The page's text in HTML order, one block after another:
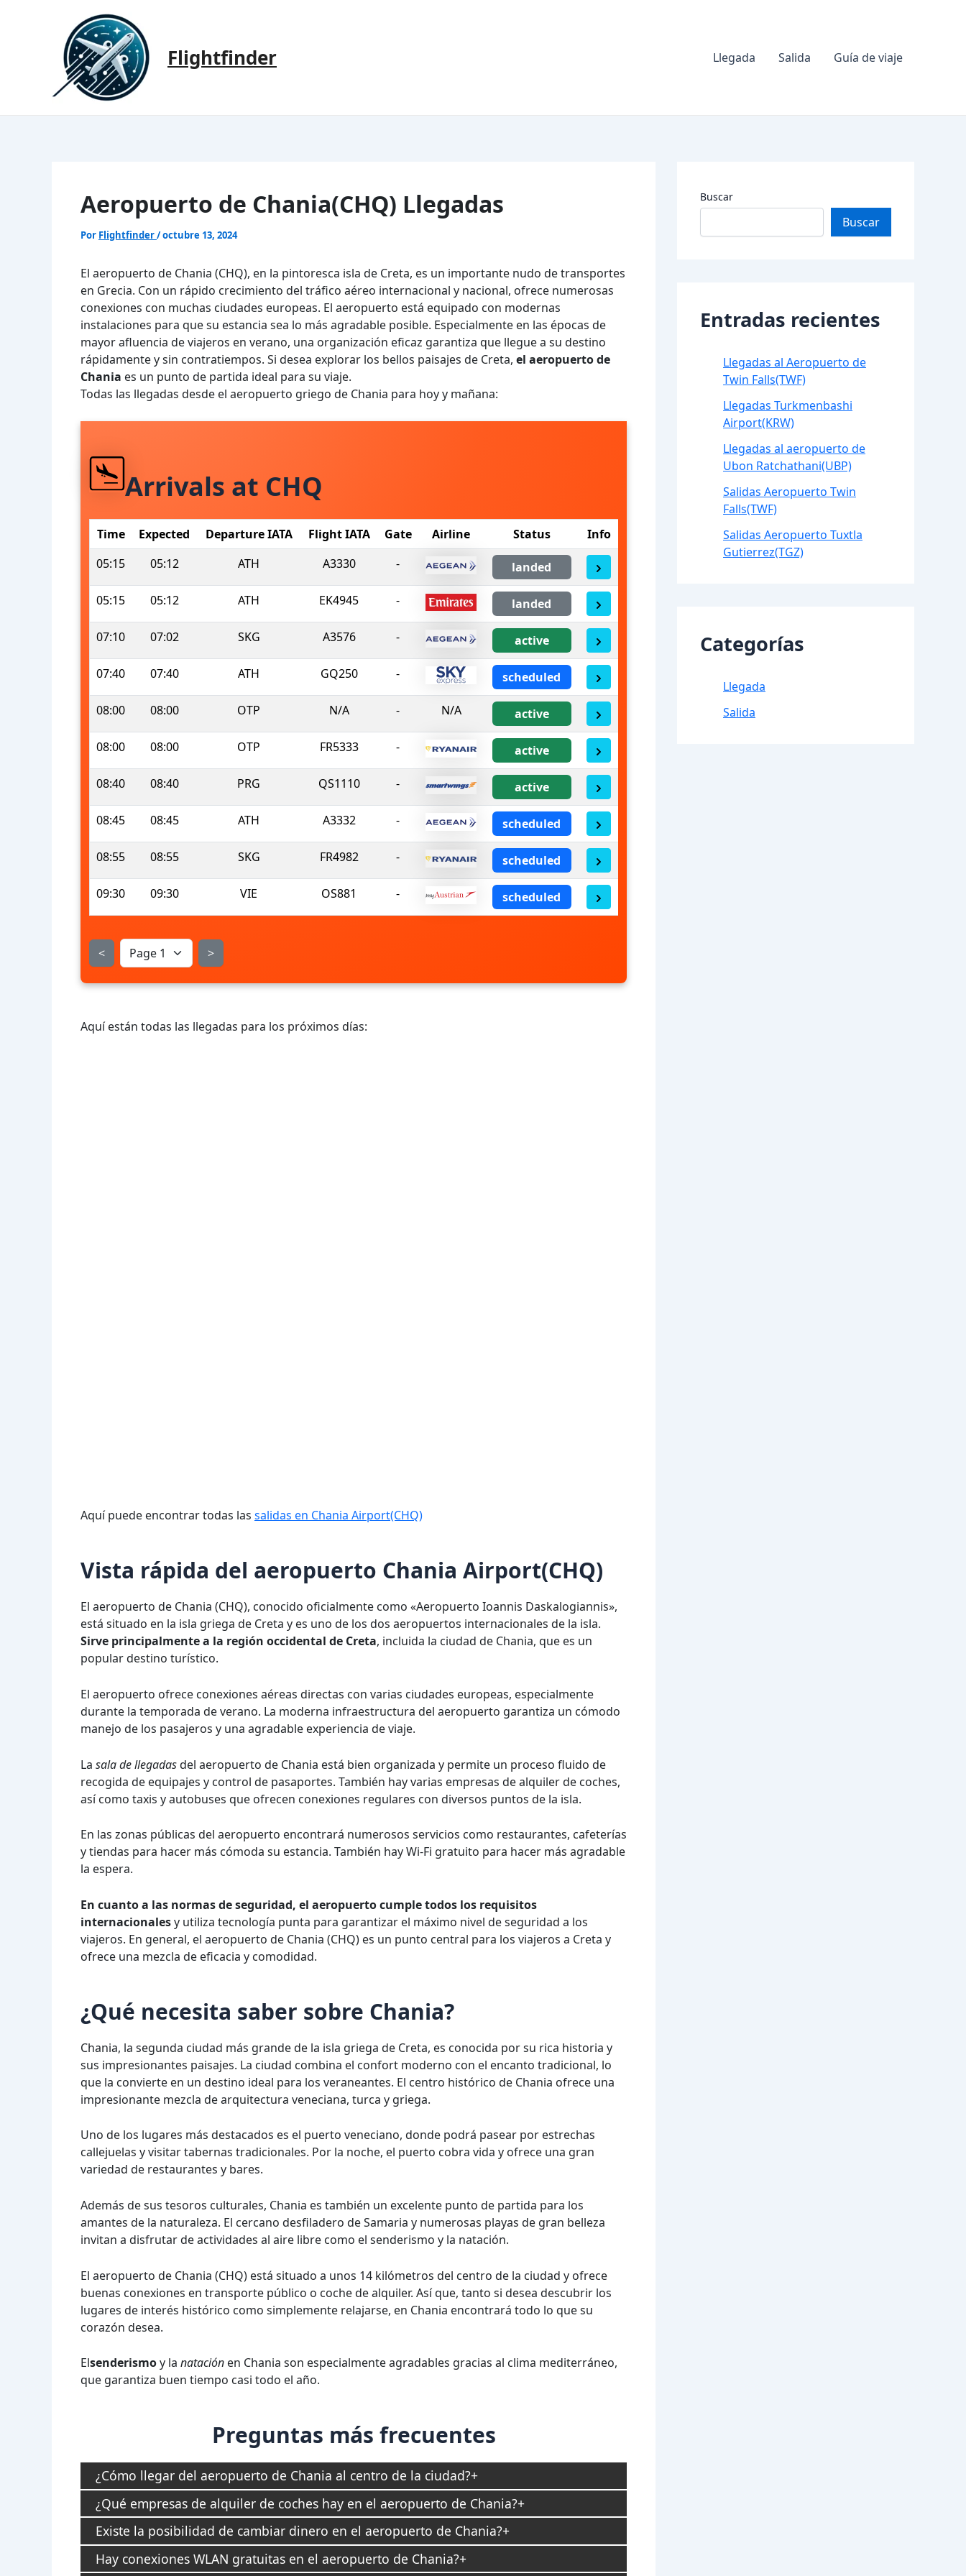
Flightfinder Llegada Salida Guía de viaje
Aeropuerto de Chania(CHQ) Llegadas
Por Flightfinder/octubre 13, 2024
El aeropuerto de Chania (CHQ), en la pintoresca isla de Creta, es un importante nudo de transportes
en Grecia. Con un rápido crecimiento del tráfico aéreo internacional y nacional, ofrece numerosas
conexiones con muchas ciudades europeas. El aeropuerto está equipado con modernas
instalaciones para que su estancia sea lo más agradable posible. Especialmente en las épocas de
mayor afluencia de viajeros en verano, una organización eficaz garantiza que llegue a su destino
rápidamente y sin contratiempos. Si desea explorar los bellos paisajes de Creta, el aeropuerto de
Chania es un punto de partida ideal para su viaje.
Todas las llegadas desde el aeropuerto griego de Chania para hoy y mañana:
Arrivals at CHQ
Time Expected Departure IATA Flight IATA Gate Airline Status
Info
05:15
05:12 ATH A3330 - landed
05:15 05:12 ATH EK4945 - landed
07:10 07:02 SKG A3576 - active
07:40 07:40 ATH GQ250 - scheduled
08:00 08:00 OTP N/A - N/A active
08:00 08:00 OTP FR5333 - active
08:40 08:40 PRG QS1110 - active
08:45 08:45 ATH A3332 - scheduled
08:55 08:55 SKG FR4982 - scheduled
09:30 09:30 VIE OS881 - scheduled
< >
Aquí están todas las llegadas para los próximos días:
Aquí puede encontrar todas las salidas en Chania Airport(CHQ)
Vista rápida del aeropuerto Chania Airport(CHQ)
El aeropuerto de Chania (CHQ), conocido oficialmente como «Aeropuerto Ioannis Daskalogiannis»,
está situado en la isla griega de Creta y es uno de los dos aeropuertos internacionales de la isla.
Sirve principalmente a la región occidental de Creta, incluida la ciudad de Chania, que es un
popular destino turístico.
El aeropuerto ofrece conexiones aéreas directas con varias ciudades europeas, especialmente
durante la temporada de verano. La moderna infraestructura del aeropuerto garantiza un cómodo
manejo de los pasajeros y una agradable experiencia de viaje.
La sala de llegadasdel aeropuerto de Chania está bien organizada y permite un proceso fluido de
recogida de equipajes y control de pasaportes. También hay varias empresas de alquiler de coches,
así como taxis y autobuses que ofrecen conexiones regulares con diversos puntos de la isla.
En las zonas públicas del aeropuerto encontrará numerosos servicios como restaurantes, cafeterías
y tiendas para hacer más cómoda su estancia. También hay Wi-Fi gratuito para hacer más agradable
la espera.
En cuanto a las normas de seguridad, el aeropuerto cumple todos los requisitos
internacionalesy utiliza tecnología punta para garantizar el máximo nivel de seguridad a los
viajeros. En general, el aeropuerto de Chania (CHQ) es un punto central para los viajeros a Creta y
ofrece una mezcla de eficacia y comodidad.
¿Qué necesita saber sobre Chania?
Chania, la segunda ciudad más grande de la isla griega de Creta, es conocida por su rica historia y
sus impresionantes paisajes. La ciudad combina el confort moderno con el encanto tradicional, lo
que la convierte en un destino ideal para los veraneantes. El centro histórico de Chania ofrece una
impresionante mezcla de arquitectura veneciana, turca y griega.
Uno de los lugares más destacados es el puerto veneciano, donde podrá pasear por estrechas
callejuelas y visitar tabernas tradicionales. Por la noche, el puerto cobra vida y ofrece una gran
variedad de restaurantes y bares.
Además de sus tesoros culturales, Chania es también un excelente punto de partida para los
amantes de la naturaleza. El cercano desfiladero de Samaria y numerosas playas de gran belleza
invitan a disfrutar de actividades al aire libre como el senderismo y la natación.
El aeropuerto de Chania (CHQ) está situado a unos 14 kilómetros del centro de la ciudad y ofrece
buenas conexiones en transporte público o coche de alquiler. Así que, tanto si desea descubrir los
lugares de interés histórico como simplemente relajarse, en Chania encontrará todo lo que su
corazón desea.
Elsenderismoy la natación en Chania son especialmente agradables gracias al clima mediterráneo,
que garantiza buen tiempo casi todo el año.
Preguntas más frecuentes
¿Cómo llegar del aeropuerto de Chania al centro de la ciudad?
¿Qué empresas de alquiler de coches hay en el aeropuerto de Chania?
Existe la posibilidad de cambiar dinero en el aeropuerto de Chania?
Hay conexiones WLAN gratuitas en el aeropuerto de Chania?
Buscar
Buscar
Entradas recientes
Llegadas al Aeropuerto de
Twin Falls(TWF)
Llegadas Turkmenbashi
Airport(KRW)
Llegadas al aeropuerto de
Ubon Ratchathani(UBP)
Salidas Aeropuerto Twin
Falls(TWF)
Salidas Aeropuerto Tuxtla
Gutierrez(TGZ)
Categorías
Llegada
Salida